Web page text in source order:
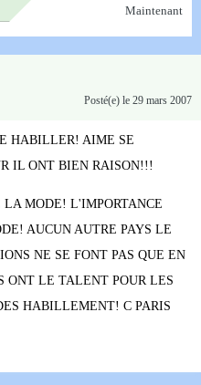
Maintenant
Posté(e) le 29 mars 2007
HABILLER! AIME SE
IL ONT BIEN RAISON!!!
MODE! L'IMPORTANCE
AUCUN AUTRE PAYS LE
NE SE FONT PAS QUE EN
ONT LE TALENT POUR LES
HABILLEMENT! C PARIS